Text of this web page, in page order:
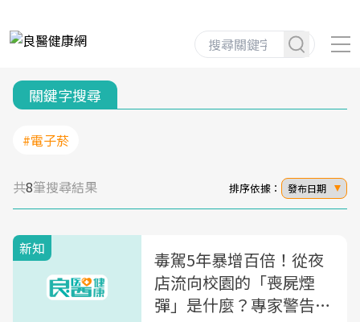
關鍵字搜尋
#電子菸
共8筆搜尋結果 排序依據： 發布日期
新知
毒駕5年暴增百倍！從夜
店流向校園的「喪屍煙
彈」是什麼？專家警告：